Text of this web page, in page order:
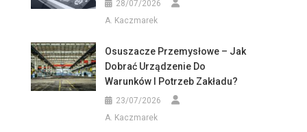
28/07/2026
A. Kaczmarek
Osuszacze Przemysłowe – Jak
Dobrać Urządzenie Do
Warunków I Potrzeb Zakładu?
23/07/2026
A. Kaczmarek